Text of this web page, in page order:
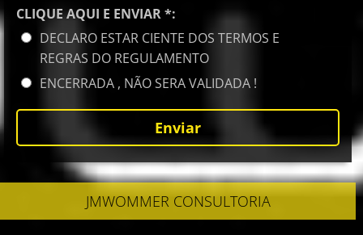
CLIQUE AQUI E ENVIAR *:
DECLARO ESTAR CIENTE DOS TERMOS E
REGRAS DO REGULAMENTO
ENCERRADA , NÃO SERA VALIDADA !
JMWOMMER CONSULTORIA